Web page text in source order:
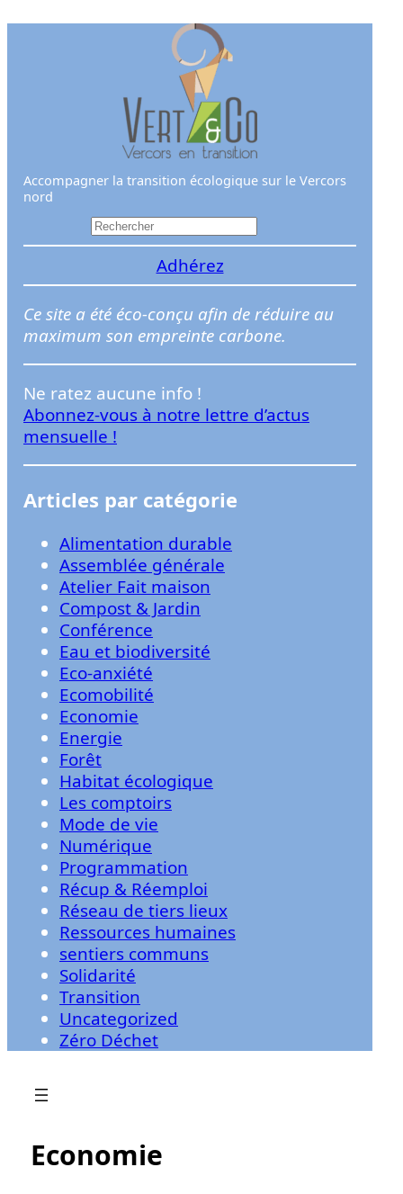
Accompagner la transition écologique sur le Vercors
nord
e
h
e
r
e
r
Adhérez
Ce site a été éco-conçu afin de réduire au
maximum son empreinte carbone.
Ne ratez aucune info !
Abonnez-vous à notre lettre d’actus
mensuelle !
Articles par catégorie
Alimentation durable
Assemblée générale
Atelier Fait maison
Compost & Jardin
Conférence
Eau et biodiversité
Eco-anxiété
Ecomobilité
Economie
Energie
Forêt
Habitat écologique
Les comptoirs
Mode de vie
Numérique
Programmation
Récup & Réemploi
Réseau de tiers lieux
Ressources humaines
sentiers communs
Solidarité
Transition
Uncategorized
Zéro Déchet
Economie